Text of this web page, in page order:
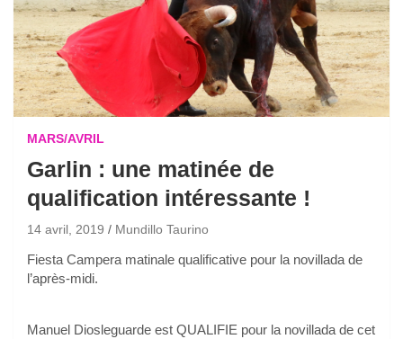
MARS/AVRIL
Garlin : une matinée de
qualification intéressante !
14 avril, 2019 Mundillo Taurino
Fiesta Campera matinale qualificative pour la novillada de
l’après-midi.
Manuel Diosleguarde est QUALIFIE pour la novillada de cet